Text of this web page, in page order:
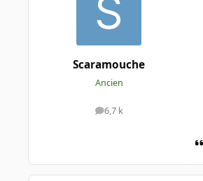
Scaramouche
Ancien
6,7 k
messages